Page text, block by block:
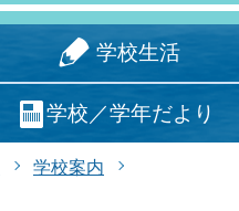
学校生活
学校／学年だより
学校案内